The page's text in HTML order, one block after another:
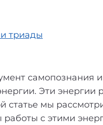
триады
самопознания
Эти
мы
с этими